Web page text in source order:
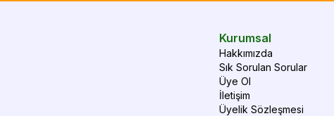
Kurumsal
Hakkımızda
Sık Sorulan Sorular
Üye Ol
İletişim
Üyelik Sözleşmesi